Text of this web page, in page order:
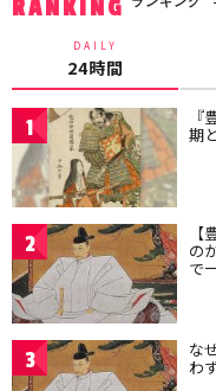
RANKING
DAILY
24時間
1 期
2 の
で
3 な
わ